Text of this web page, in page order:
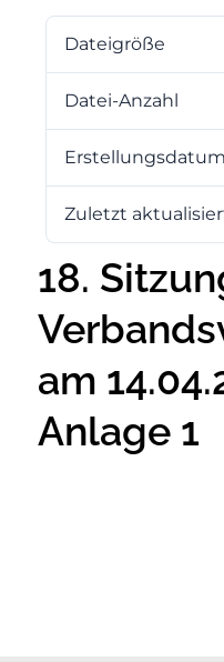
Dateigröße
Datei-Anzahl
Erstellungsdatum
Zuletzt
18.
am
Anlage 1